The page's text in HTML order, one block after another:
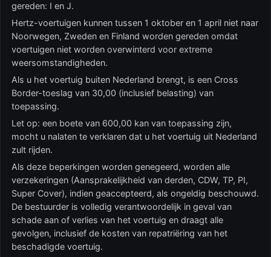
gereden: I en J.
Hertz-voertuigen kunnen tussen 1 oktober en 1 april niet naar
Noorwegen, Zweden en Finland worden gereden omdat
voertuigen niet worden overwinterd voor extreme
weersomstandigheden.
Als u het voertuig buiten Nederland brengt, is een Cross
Border-toeslag van 30,00 (inclusief belasting) van
toepassing.
Let op: een boete van 600,00 kan van toepassing zijn,
mocht u nalaten te verklaren dat u het voertuig uit Nederland
zult rijden.
Als deze beperkingen worden genegeerd, worden alle
verzekeringen (Aansprakelijkheid van derden, CDW, TP, PI,
Super Cover), indien geaccepteerd, als ongeldig beschouwd.
De bestuurder is volledig verantwoordelijk in geval van
schade aan of verlies van het voertuig en draagt alle
gevolgen, inclusief de kosten van repatriëring van het
beschadigde voertuig.